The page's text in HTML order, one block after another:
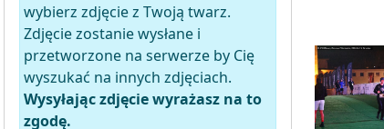
wybierz zdjęcie z Twoją twarz.
Zdjęcie zostanie wysłane i
przetworzone na serwerze by Cię
wyszukać na innych zdjęciach.
Wysyłając zdjęcie wyrażasz na to
zgodę.